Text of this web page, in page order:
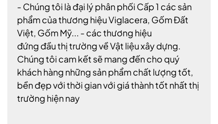
- Chúng tôi là đại lý phân phối Cấp 1 các sản
phẩm của thương hiệu Viglacera, Gốm Đất
Việt, Gốm Mỹ... - các thương hiệu
đứng đầu thị trường về Vật liệu xây dựng.
Chúng tôi cam kết sẽ mang đến cho quý
khách hàng những sản phẩm chất lượng tốt,
bền đẹp với thời gian với giá thành tốt nhất thị
trường hiện nay